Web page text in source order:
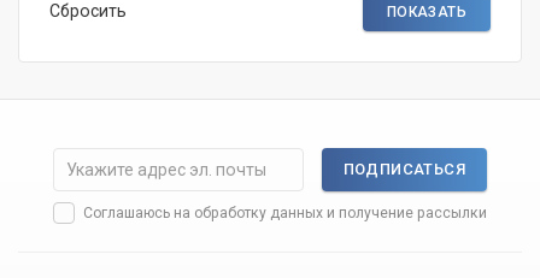
Сбросить
ПОДПИСАТЬСЯ
Соглашаюсь на обработку данных и получение рассылки